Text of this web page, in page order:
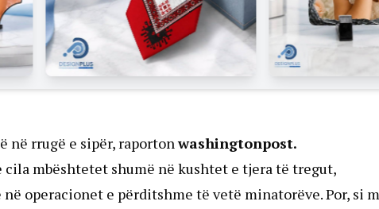
në rrugë e sipër, raportonwashingtonpost.
mbështetet shumë në kushtet e tjera të tregut,
operacionet e përditshme të vetë minatorëve. Por, si